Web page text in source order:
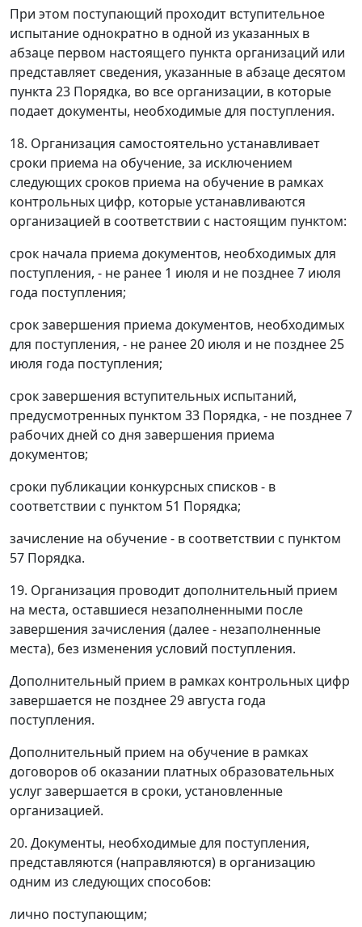
При этом поступающий проходит вступительное
испытание однократно в одной из указанных в
абзаце первом настоящего пункта организаций или
представляет сведения, указанные в абзаце десятом
пункта 23 Порядка, во все организации, в которые
подает документы, необходимые для поступления.
18. Организация самостоятельно устанавливает
сроки приема на обучение, за исключением
следующих сроков приема на обучение в рамках
контрольных цифр, которые устанавливаются
организацией в соответствии с настоящим пунктом:
срок начала приема документов, необходимых для
поступления, - не ранее 1 июля и не позднее 7 июля
года поступления;
срок завершения приема документов, необходимых
для поступления, - не ранее 20 июля и не позднее 25
июля года поступления;
срок завершения вступительных испытаний,
предусмотренных пунктом 33 Порядка, - не позднее 7
рабочих дней со дня завершения приема
документов;
сроки публикации конкурсных списков - в
соответствии с пунктом 51 Порядка;
зачисление на обучение - в соответствии с пунктом
57 Порядка.
19. Организация проводит дополнительный прием
на места, оставшиеся незаполненными после
завершения зачисления (далее - незаполненные
места), без изменения условий поступления.
Дополнительный прием в рамках контрольных цифр
завершается не позднее 29 августа года
поступления.
Дополнительный прием на обучение в рамках
договоров об оказании платных образовательных
услуг завершается в сроки, установленные
организацией.
20. Документы, необходимые для поступления,
представляются (направляются) в организацию
одним из следующих способов:
лично поступающим;